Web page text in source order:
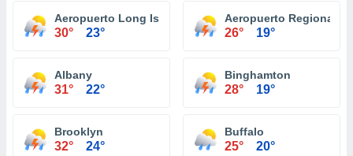
Aeropuerto Long Island Mac Arthur Islip
30° 23°
Aeropuerto Regional
26° 19°
Albany
31° 22°
Binghamton
28° 19°
Brooklyn
32° 24°
Buffalo
25° 20°